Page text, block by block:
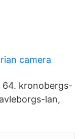
camera
kronobergs-
lan,